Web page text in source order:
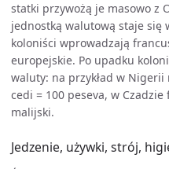
statki przywożą je masowo z
jednostką walutową staje się
koloniści wprowadzają
europejskie. Po upadku
waluty: na przykład w
cedi = 100 peseva, w
malijski.
Jedzenie, używki, strój,